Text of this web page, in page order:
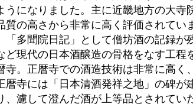
うになりました。主に近畿地方の大
質の高さから非常に高く評価されてい
「多聞院日記」として僧坊酒の記録
ど現代の日本酒醸造の骨格をなす工
寺。正暦寺での酒造技術は非常に高
暦寺には「日本清酒発祥之地」の碑
、濾して澄んだ酒が上等品とされてい